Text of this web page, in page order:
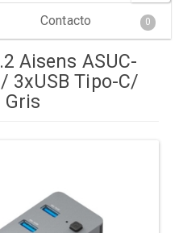
Contacto 0
Aisens ASUC-
3xUSB Tipo-C/
Gris